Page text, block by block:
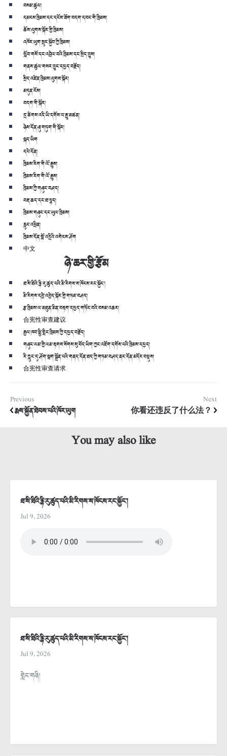
བསམ་ཚུལ།
དམངས་ཁྲིམས་དང་དངོས་ཟོག་བདག་དབང་གི་ཁྲིམས།
ཆོས་ལུགས་སྐོར་གྱི་ཁྲིམས།
འཁོར་ཡུག་སྲུང་སྐྱོབ་ཀྱི་ཁྲིམས།
སློབ་གསོ་དང་འབྲེལ་བའི་ཁྲིམས་དང་སྲིད་བྱུས།
གནས་ཚུལ་གསར་བྱུང་དཔྱད་བརྗོད།
སྲིད་འཛིན་ཁྲིམས་ལུགས་སྐོར།
མདུན་ངོས།
བདག་གི་སྐོར།
དྲ་ཚིགས་འདི་ཡི་དགོས་པ་རྒྱུ་མཚན།
ཉེས་དོན་ཞུ་གཏུག་གི་སྐོར།
སྐད་ཡིག
དཔེ་དོན།
ཁྲིམས་རིག་གི་ལོ་རྒྱུས།
ཁྲིམས་རིག་གི་ལོ་རྒྱུས།
ཁྲིམས་ཀྱི་གཞུང་བཤད།
བརྡ་ཆད་དང་ཐ་སྙད།
ཁྲིམས་གཞུང་དང་ཡུལ་ཁྲིམས།
རླུང་འཕྲིན།
ཁྲིམས་དོན་བློ་འདྲིའི་འགེངས་ཤོག
中文
ཉེ་ཆར་གྱི་རྩོམ
ཐ་སི་ཐིའི་རྙི་རུ་ཚུད་པའི་མི་རིགས་ས་ཁོངས་རང་སྐྱོང་།
མི་རིགས་དབྱེ་འབྱེད་སྐོར་གྱི་གཏམ་བཤད།
རྩ་ཁྲིམས་ལ་མཐུན་མིན་བརྟག་དཔྱད་གཏོང་བའི་བསམ་འཆར།
合宪性审查建议
རྒྱལ་ཁབ་སྤྱི་གླིང་ཁྲིམས་ཀྱི་དཔྱད་བརྗོད།
གཞུང་ལམ་གྱི་ལམ་རྟགས་སོགས་སུ་བོད་ཡིག་ཀྱང་འཇོག་དགོས་པའི་ཁྲིམས་དཔྱད།
རི་ཀླུང་དུ་ཤོག་སྦག་སྒྲོན་པའི་གནད་དོན་ཐད་ཀྱི་གཏམ་བཤད་ནང་དོན་མདོར་བསྡུས།
合宪性审查请求
Previous
རྨས་སྐྱོན་ཐེབས་པའི་ཁོར་ཡུག
Next
你看还违反了什么法？
You may also like
ཐ་སི་ཐིའི་རྙི་རུ་ཚུད་པའི་མི་རིགས་ས་ཁོངས་རང་སྐྱོང་།
Jul 9, 2026
ཐ་སི་ཐིའི་རྙི་རུ་ཚུད་པའི་མི་རིགས་ས་ཁོངས་རང་སྐྱོང་།
Jul 9, 2026
གླེང་གཞི།